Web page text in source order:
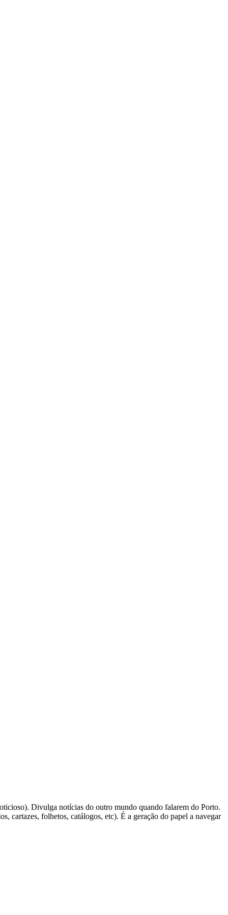
Divulga notícias do outro mundo quando falarem do Porto.
cartazes, folhetos, catálogos, etc). É a geração do papel a navegar